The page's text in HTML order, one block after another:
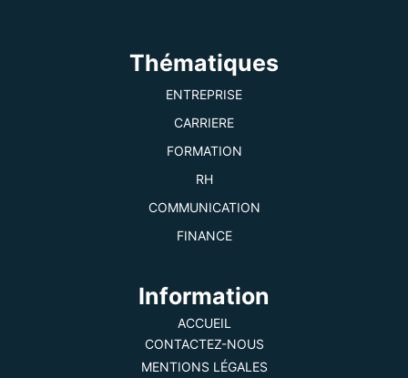
Thématiques
ENTREPRISE
CARRIERE
FORMATION
RH
COMMUNICATION
FINANCE
Information
ACCUEIL
CONTACTEZ-NOUS
MENTIONS LÉGALES